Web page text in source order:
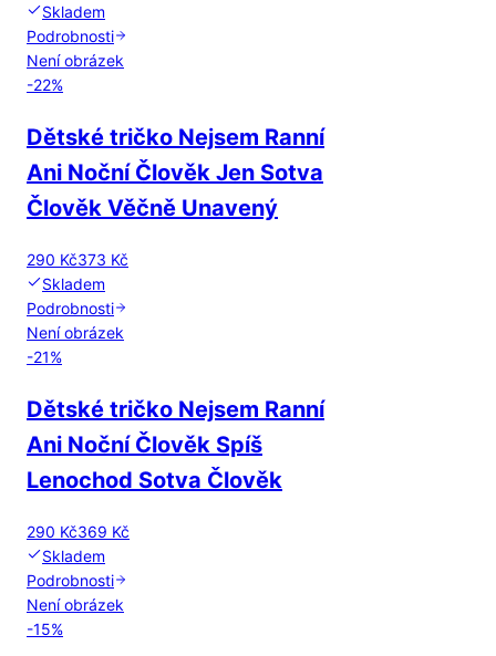
Skladem
Podrobnosti
Není obrázek
-22%
Dětské tričko Nejsem Ranní
Ani Noční Člověk Jen Sotva
Člověk Věčně Unavený
290 Kč373 Kč
Skladem
Podrobnosti
Není obrázek
-21%
Dětské tričko Nejsem Ranní
Ani Noční Člověk Spíš
Lenochod Sotva Člověk
290 Kč369 Kč
Skladem
Podrobnosti
Není obrázek
-15%